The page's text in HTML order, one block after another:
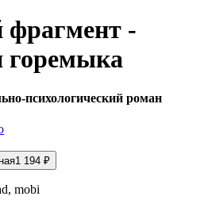
фрагмент -
психологический роман
1 194 ₽
mobi